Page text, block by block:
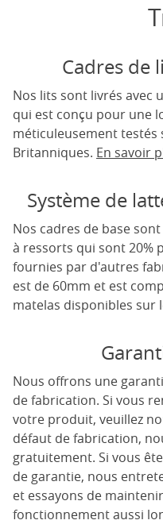
Cadres de
Nos lits sont livrés avec
qui est conçu pour une
méticuleusement testés
Britanniques. En savoir
Système de
Nos cadres de base
à ressorts qui sont 20%
fournies par d'autres
est de 60mm et est
matelas disponibles sur
Nous offrons une
de fabrication. Si vous
votre produit, veuillez
défaut de fabrication,
gratuitement. Si vous
de garantie, nous
et essayons de
fonctionnement aussi